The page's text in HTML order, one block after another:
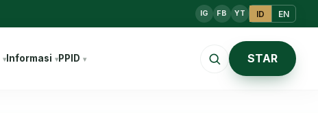
IG FB YT ID EN
Informasi PPID STAR